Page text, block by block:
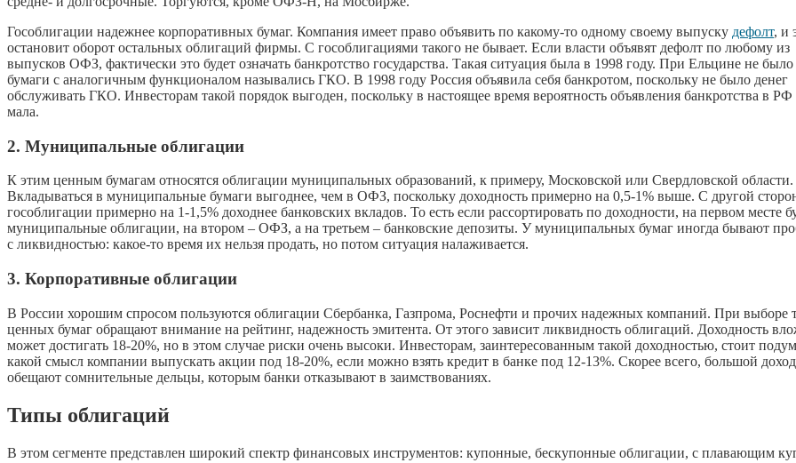
Гособлигации надежнее корпоративных бумаг. Компания имеет право объявить по какому-то одному своему выпуску дефолт, и
остановит оборот остальных облигаций фирмы. С гособлигациями такого не бывает. Если власти объявят дефолт по любому из
выпусков ОФЗ, фактически это будет означать банкротство государства. Такая ситуация была в 1998 году. При Ельцине не
бумаги с аналогичным функционалом назывались ГКО. В 1998 году Россия объявила себя банкротом, поскольку не было денег
обслуживать ГКО. Инвесторам такой порядок выгоден, поскольку в настоящее время вероятность объявления банкротства в РФ
мала.
2. Муниципальные облигации
К этим ценным бумагам относятся облигации муниципальных образований, к примеру, Московской или Свердловской области.
Вкладываться в муниципальные бумаги выгоднее, чем в ОФЗ, поскольку доходность примерно на 0,5-1% выше. С другой
гособлигации примерно на 1-1,5% доходнее банковских вкладов. То есть если рассортировать по доходности, на первом месте
муниципальные облигации, на втором – ОФЗ, а на третьем – банковские депозиты. У муниципальных бумаг иногда бывают
с ликвидностью: какое-то время их нельзя продать, но потом ситуация налаживается.
3. Корпоративные облигации
В России хорошим спросом пользуются облигации Сбербанка, Газпрома, Роснефти и прочих надежных компаний. При выборе
ценных бумаг обращают внимание на рейтинг, надежность эмитента. От этого зависит ликвидность облигаций. Доходность
может достигать 18-20%, но в этом случае риски очень высоки. Инвесторам, заинтересованным такой доходностью, стоит
какой смысл компании выпускать акции под 18-20%, если можно взять кредит в банке под 12-13%. Скорее всего, большой доход
обещают сомнительные дельцы, которым банки отказывают в заимствованиях.
Типы облигаций
В этом сегменте представлен широкий спектр финансовых инструментов: купонные, бескупонные облигации, с плавающим